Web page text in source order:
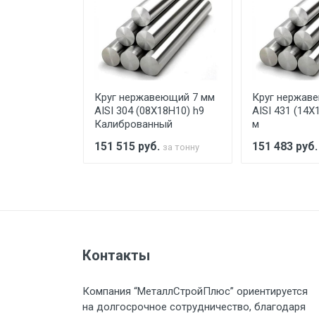
Уведомление об оплате
При доставке товара, Клиент
предоставляется не более 2-х
Стоимость доставки по РФ
Груз до 6 м, вес до 2 тн
Груз до 6 м, вес до 3 тн
Круг нержавеющий 7 мм
AISI 304 (08Х18Н10) h9
Калиброванный
151 515 руб. за тонну
Круг
AISI 431
м
151 483 руб.
Контакты
Компания “МеталлСтройПлюс” ориентируется
на долгосрочное сотрудничество, благодаря